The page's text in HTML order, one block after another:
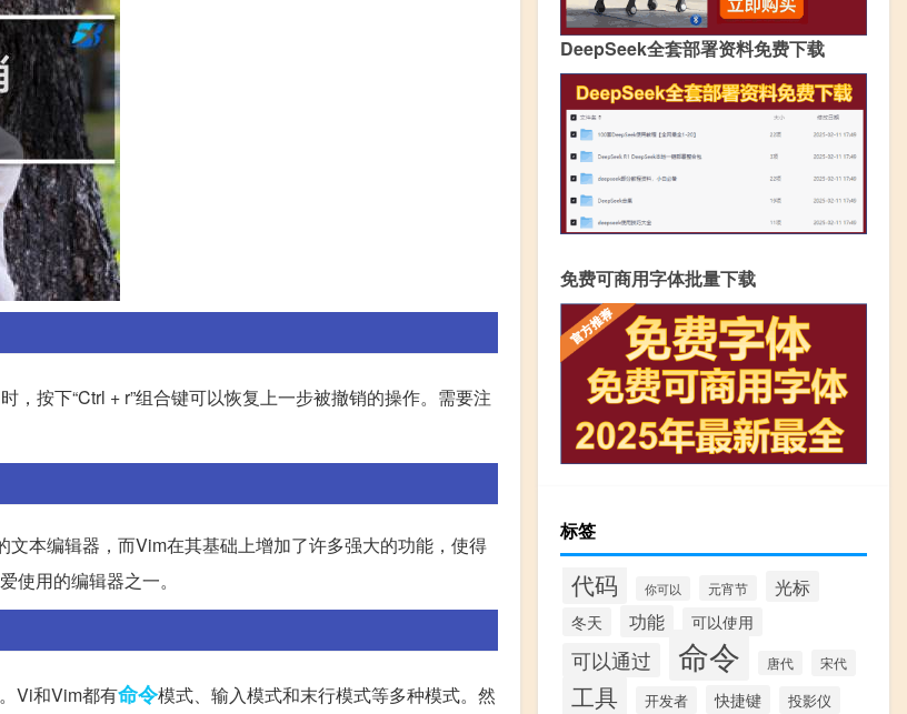
，按下“Ctrl + r”组合键可以恢复上一步被撤销的操作。需要注
本编辑器，而Vim在其基础上增加了许多强大的功能，使得
使用的编辑器之一。
Vi和Vim都有命令模式、输入模式和末行模式等多种模式。然
DeepSeek全套部署资料免费下载
免费可商用字体批量下载
标签
代码 你可以 元宵节 光标
冬天 功能 可以使用
可以通过 命令 唐代 宋代
工具 开发者 快捷键 投影仪